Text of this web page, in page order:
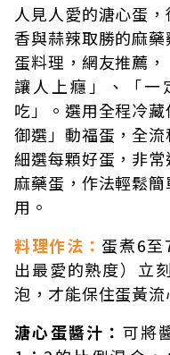
人見人愛的溏心蛋
香與蒜辣取勝的麻
蛋料理，網友推薦
讓人上癮」、「一
吃」。選用全程冷
御選」動福蛋，全
細選每顆好蛋，非
麻藥蛋，作法輕鬆
用。
料理作法： 蛋煮6至
出最愛的熟度）立
泡，才能保住蛋黃流
溏心蛋醬汁： 可將